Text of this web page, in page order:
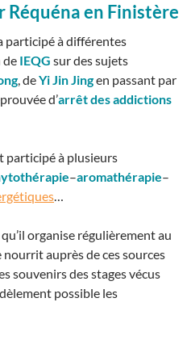
Réquéna en Finistère
participé à différentes
de IEQG sur des sujets
, deYi Jin Jingen passant par
d’arrêt des addictions
participé à plusieurs
–aromathérapie–
…
qu’il organise régulièrement au
nourrit auprès de ces sources
souvenirs des stages vécus
possible les